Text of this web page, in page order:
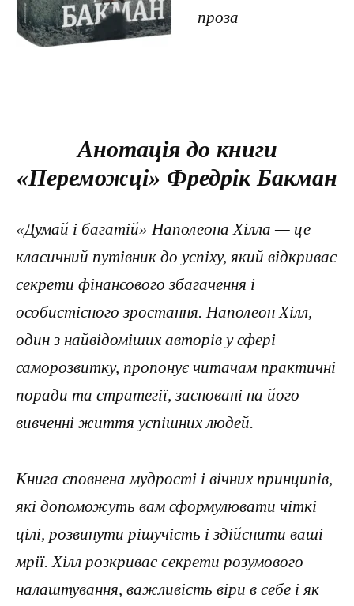
проза
Анотація до книги
«Переможці» Фредрік Бакман
«Думай і багатій» Наполеона Хілла — це
класичний путівник до успіху, який відкриває
секрети фінансового збагачення і
особистісного зростання. Наполеон Хілл,
один з найвідоміших авторів у сфері
саморозвитку, пропонує читачам практичні
поради та стратегії, засновані на його
вивченні життя успішних людей.
Книга сповнена мудрості і вічних принципів,
які допоможуть вам сформулювати чіткі
цілі, розвинути рішучість і здійснити ваші
мрії. Хілл розкриває секрети розумового
налаштування, важливість віри в себе і як